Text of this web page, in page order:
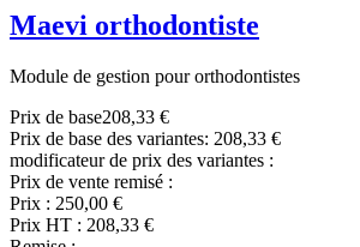
Maevi orthodontiste
Module de gestion pour orthodontistes
Prix de base208,33 €
Prix de base des variantes: 208,33 €
modificateur de prix des variantes :
Prix de vente remisé :
Prix : 250,00 €
Prix HT : 208,33 €